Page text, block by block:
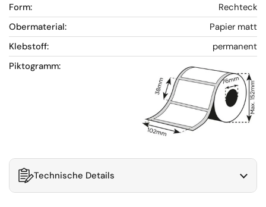
Form:
Rechteck
Obermaterial:
Papier matt
Klebstoff:
permanent
Piktogramm:
Technische Details